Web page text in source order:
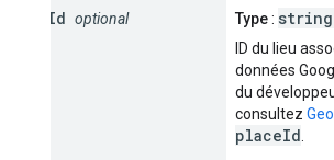
Id optional Type: string
ID du lieu
données
du
consultez
placeId